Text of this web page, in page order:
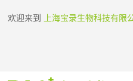
欢迎来到 上海宝录生物科技有限